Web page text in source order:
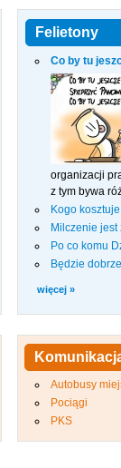
Felietony
Co by tu
organizacji
z tym bywa
Kogo
Milczenie jest
Po co komu
Będzie
więcej »
Autobusy
Pociągi
PKS